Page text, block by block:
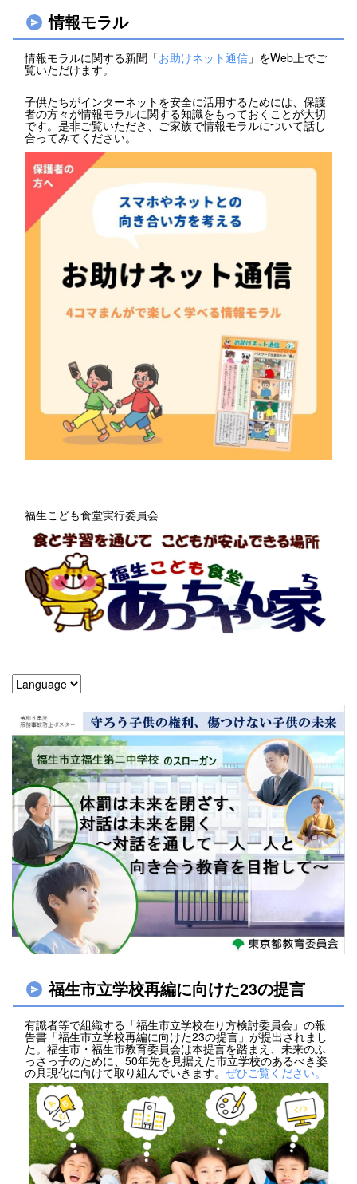
情報モラル
情報モラルに関する新聞「お助けネット通信 」をWeb上でご
覧いただけます。
子供たちがインターネットを安全に活用するためには、保護
者の方々が情報モラルに関する知識をもっておくことが大切
です。是非ご覧いただき、ご家族で情報モラルについて話し
合ってみてください。
福生こども食堂実行委員会
福生市立学校再編に向けた23の提言
有識者等で組織する「福生市立学校在り方検討委員会」の報
告書「福生市立学校再編に向けた23の提言」が提出されまし
た。福生市・福生市教育委員会は本提言を踏まえ、未来のふ
っさっ子のために、50年先を見据えた市立学校のあるべき姿
の具現化に向けて取り組んでいきます。 ぜひご覧ください。